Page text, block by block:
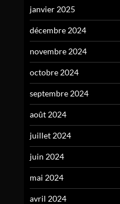
janvier 2025
décembre 2024
novembre 2024
octobre 2024
septembre 2024
août 2024
juillet 2024
juin 2024
mai 2024
avril 2024